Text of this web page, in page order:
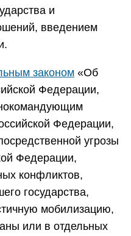
и
введением
законом «Об
Федерации,
Федерации,
угрозы
Федерации,
конфликтов,
государства,
мобилизацию,
или в отдельных